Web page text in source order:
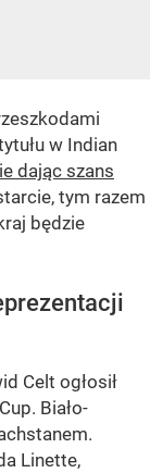
w Indian
dając szans
tym razem
będzie
Celt ogłosił
Biało-
Linette,